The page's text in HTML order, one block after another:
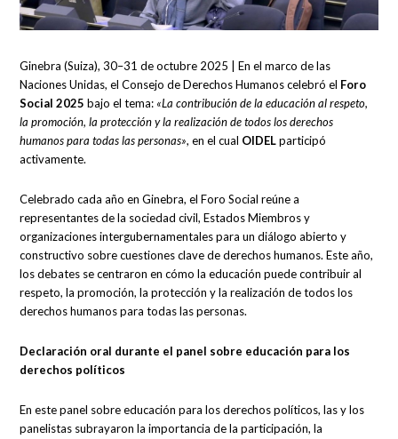
Ginebra (Suiza), 30–31 de octubre 2025 | En el marco de las
Naciones Unidas, el Consejo de Derechos Humanos celebró el Foro
Social 2025 bajo el tema: «La contribución de la educación al respeto,
la promoción, la protección y la realización de todos los derechos
humanos para todas las personas», en el cual OIDELparticipó
activamente.
Celebrado cada año en Ginebra, el Foro Social reúne a
representantes de la sociedad civil, Estados Miembros y
organizaciones intergubernamentales para un diálogo abierto y
constructivo sobre cuestiones clave de derechos humanos. Este año,
los debates se centraron en cómo la educación puede contribuir al
respeto, la promoción, la protección y la realización de todos los
derechos humanos para todas las personas.
Declaración oral durante el panel sobre educación para los
derechos políticos
En este panel sobre educación para los derechos políticos, las y los
panelistas subrayaron la importancia de la participación, la